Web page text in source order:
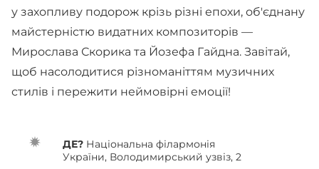
у захопливу подорож крізь різні епохи, об'єднану
майстерністю видатних композиторів —
Мирослава Скорика та Йозефа Гайдна. Завітай,
щоб насолодитися різноманіттям музичних
стилів і пережити неймовірні емоції!
ДЕ? Національна філармонія
України, Володимирський узвіз, 2